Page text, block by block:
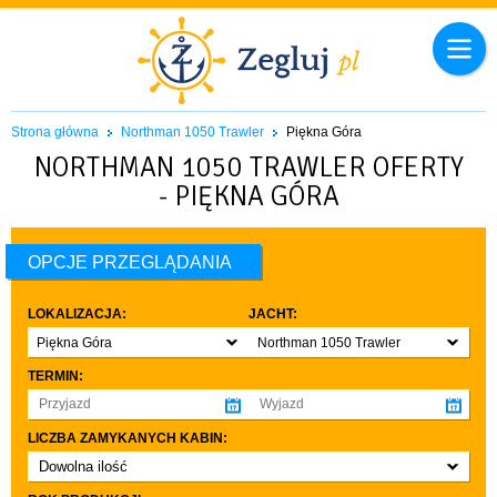
Strona główna Northman 1050 Trawler Piękna Góra
NORTHMAN 1050 TRAWLER OFERTY
- PIĘKNA GÓRA
OPCJE PRZEGLĄDANIA
LOKALIZACJA:
Piękna Góra
JACHT:
Northman 1050 Trawler
TERMIN:
LICZBA ZAMYKANYCH KABIN:
Dowolna ilość